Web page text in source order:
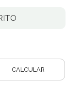
CALCULAR